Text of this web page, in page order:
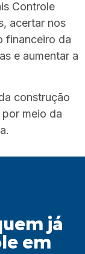
Controle
acertar nos
financeiro da
e aumentar a
construção
meio da
já
em